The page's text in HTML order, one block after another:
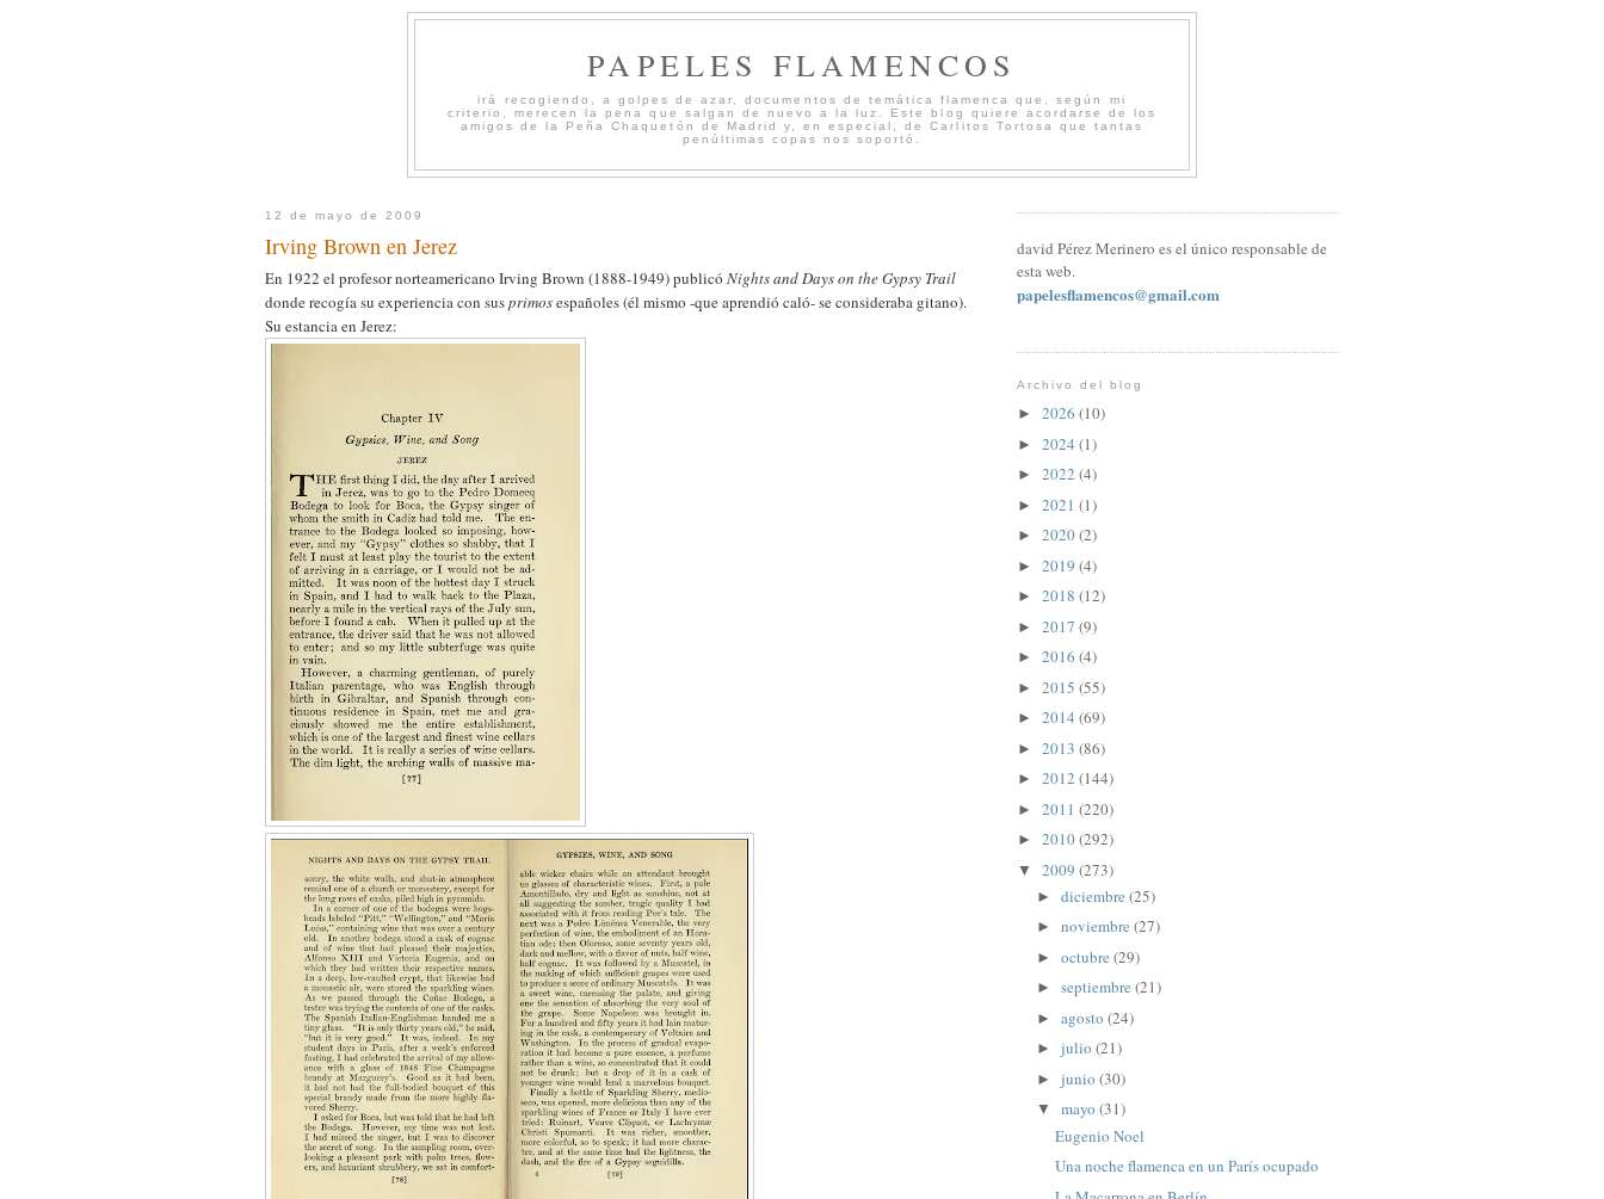
PAPELES FLAMENCOS
irá recogiendo, a golpes de azar, documentos de temática flamenca que, según mi
criterio, merecen la pena que salgan de nuevo a la luz. Este blog quiere acordarse de los
amigos de la Peña Chaquetón de Madrid y, en especial, de Carlitos Tortosa que tantas
penúltimas copas nos soportó.
12 de mayo de 2009
Irving Brown en Jerez
En 1922 el profesor norteamericano Irving Brown (1888-1949) publicó Nights and Days on the Gypsy Trail
donde recogía su experiencia con susprimosespañoles (él mismo -que aprendió caló- se consideraba gitano).
Su estancia en Jerez:
david Pérez Merinero es el único responsable de
esta web.
papelesflamencos@gmail.com
Archivo del blog
► 2026 (10)
► 2024 (1)
► 2022 (4)
► 2021 (1)
► 2020(2)
► 2019 (4)
► 2018 (12)
► 2017 (9)
► 2016 (4)
► 2015 (55)
► 2014 (69)
► 2013 (86)
► 2012 (144)
► 2011 (220)
► 2010(292)
▼ 2009 (273)
► diciembre (25)
► noviembre (27)
► octubre (29)
► septiembre (21)
► agosto (24)
► julio (21)
► junio (30)
▼ mayo (31)
Eugenio Noel
Una noche flamenca en un París ocupado